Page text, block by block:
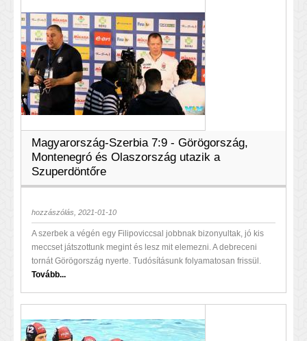
Magyarország-Szerbia 7:9 - Görögország,
Montenegró és Olaszország utazik a
Szuperdöntőre
hozzászólás, 2021-01-10
A szerbek a végén egy Filipoviccsal jobbnak bizonyultak, jó kis
meccset játszottunk megint és lesz mit elemezni. A debreceni
tornát Görögország nyerte. Tudósításunk folyamatosan frissül.
Tovább...